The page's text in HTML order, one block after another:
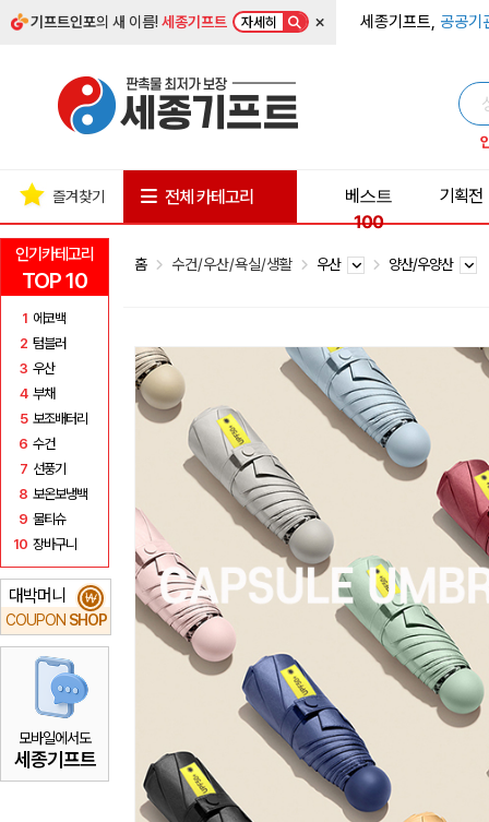
기프트인포의 새 이름!세종기프트 자세히 × 세종기프트, 공공기
인기카테고리
TOP 10
1 에코백
2 텀블러
3 우산
4 부채
5 보조배터리
6 수건
7 선풍기
8 보온보냉백
9 물티슈
10 장바구니
대박머니
COUPON SHOP
₩
모바일에서도
세종기프트
즐겨찾기 전체 카테고리
베스트
100
기획전
홈 수건/우산/욕실/생활 우산 양산/우양산